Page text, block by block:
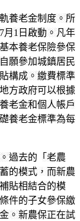
養老金制度。所
月1日啟動。凡年
本養老保險參保
願參加城鎮居民
構成。繳費標準
方政府可以根據
老金和個人帳戶
養老金標準為每
過去的「老農
的模式，而新農
貼相結合的模
件的子女參保繳
。新農保正在試